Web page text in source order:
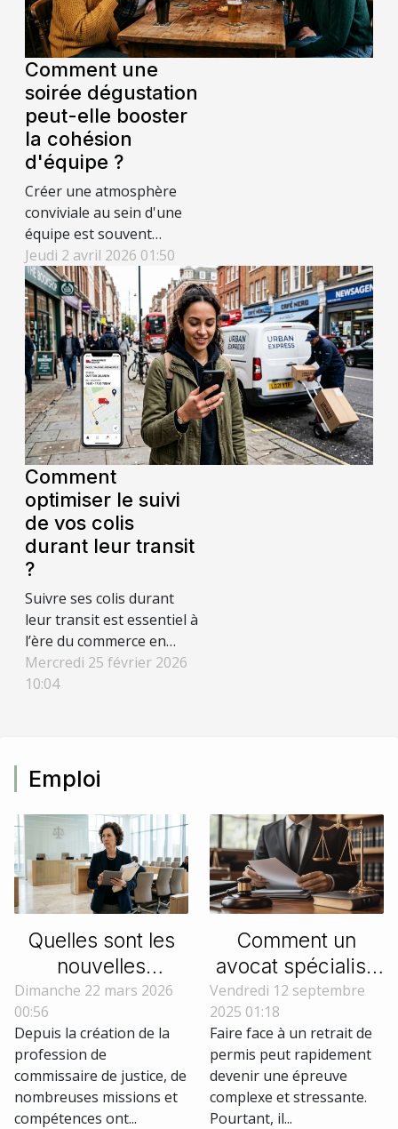
Comment une
soirée dégustation
peut-elle booster
la cohésion
d'équipe ?
Créer une atmosphère
conviviale au sein d'une
équipe est souvent
considéré comme un
levier puissant pour
booster la productivité et
le bien-être au travail.
Parmi les activités
originales à envisager, la
soirée dégustation
s'impose comme une
option surprenante et
fédératrice. Découvrez
dans cet...
Jeudi 2 avril 2026 01:50
Comment
optimiser le suivi
de vos colis
durant leur transit
?
Suivre ses colis durant
leur transit est essentiel à
l’ère du commerce en
ligne. Grâce à des outils et
méthodes adaptés, il est
anticipant d’éventuels
retards ou incidents.
Découvrez dans la suite
de cet article des
conseils...
Mercredi 25 février 2026
10:04
les paragraphes
suivants pour
comprendre comment
optimiser...
Emploi
Quelles sont les
nouvelles
compétences du
commissaire de
justice ?
Dimanche 22 mars 2026
00:56
Depuis la création de la
profession de
commissaire de justice, de
nombreuses missions et
compétences ont...
Comment un
avocat spécialisé
peut aider lors
d'un retrait de
permis ?
Vendredi 12 septembre
2025 01:18
Faire face à un retrait de
permis peut rapidement
devenir une épreuve
complexe et stressante.
Pourtant, il...